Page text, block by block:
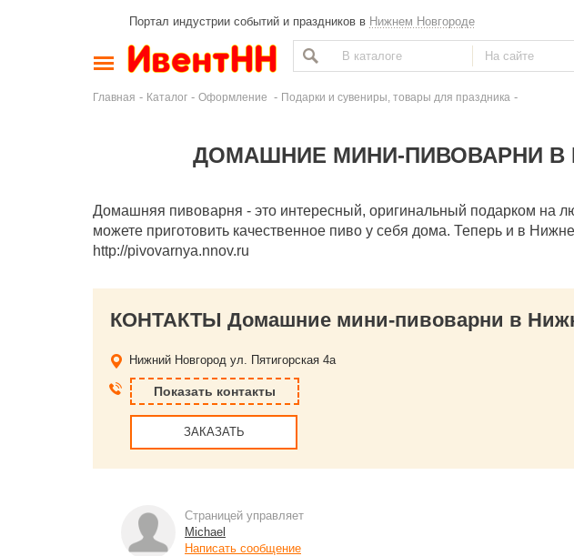
Портал индустрии событий и праздников в Нижнем Новгороде
Главная - Каталог - Оформление - Подарки и сувениры, товары для праздника -
ДОМАШНИЕ МИНИ-ПИВОВАРНИ
Домашняя пивоварня - это интересный, оригинальный подарком на
можете приготовить качественное пиво у себя дома. Теперь и в
http://pivovarnya.nnov.ru
КОНТАКТЫ Домашние мини-пивоварни в
Нижний Новгород ул. Пятигорская 4a
Показать контакты
ЗАКАЗАТЬ
Страницей управляет
Michael
Написать сообщение